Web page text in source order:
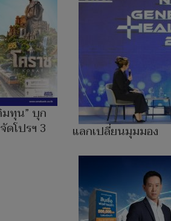
ทุน” บุก
ดโปรฯ 3
แลกเปลี่ยนมุมมอง